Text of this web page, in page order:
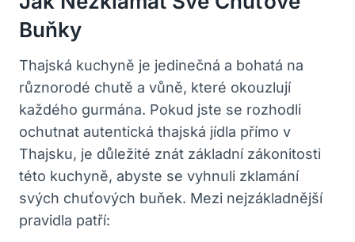
Buňky
Thajská kuchyně je jedinečná a bohatá na
různorodé chutě a vůně, které okouzlují
každého gurmána. Pokud jste se rozhodli
ochutnat autentická thajská jídla přímo v
Thajsku, je důležité znát základní zákonitosti
této kuchyně, abyste se vyhnuli zklamání
svých chuťových buňek. Mezi nejzákladnější
pravidla patří: